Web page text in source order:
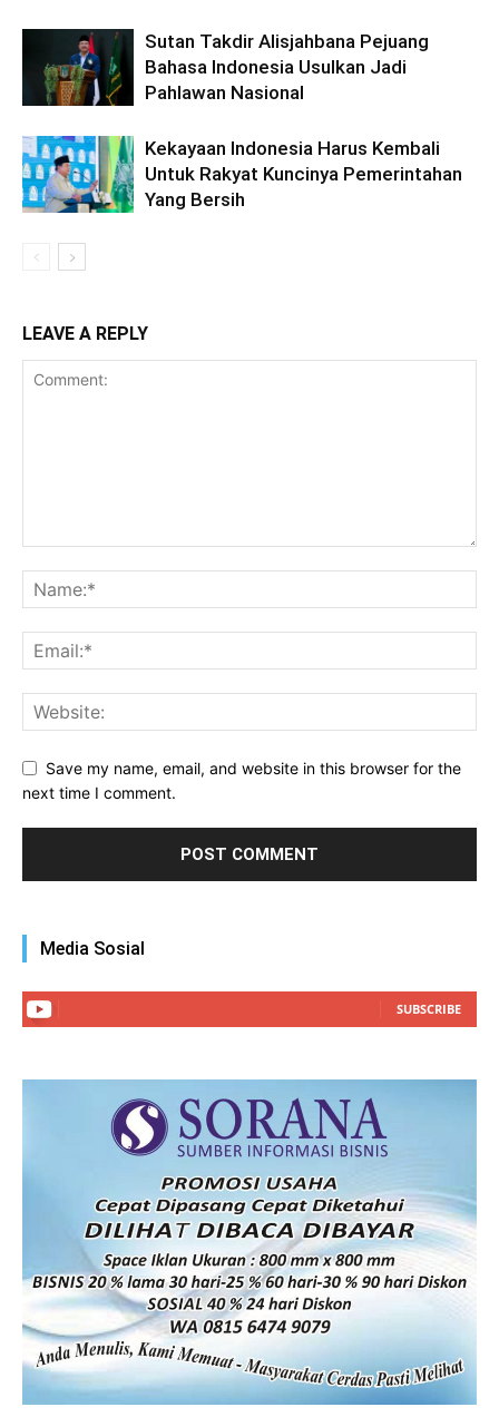
Sutan Takdir Alisjahbana Pejuang
Bahasa Indonesia Usulkan Jadi
Pahlawan Nasional
Kekayaan Indonesia Harus Kembali
Untuk Rakyat Kuncinya Pemerintahan
Yang Bersih
LEAVE A REPLY
Save my name, email, and website in this browser for the
next time I comment.
Media Sosial
SUBSCRIBE